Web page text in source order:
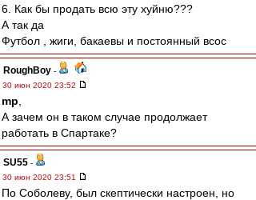
6. Как бы продать всю эту хуйню???
А так да
Футбол , жиги, бакаевы и постоянный всос
RoughBoy -
30 июн 2020 23:52
mp
А зачем он в таком случае продолжает
работать в Спартаке?
SU55 -
30 июн 2020 23:51
По Соболеву, был скептически настроен, но